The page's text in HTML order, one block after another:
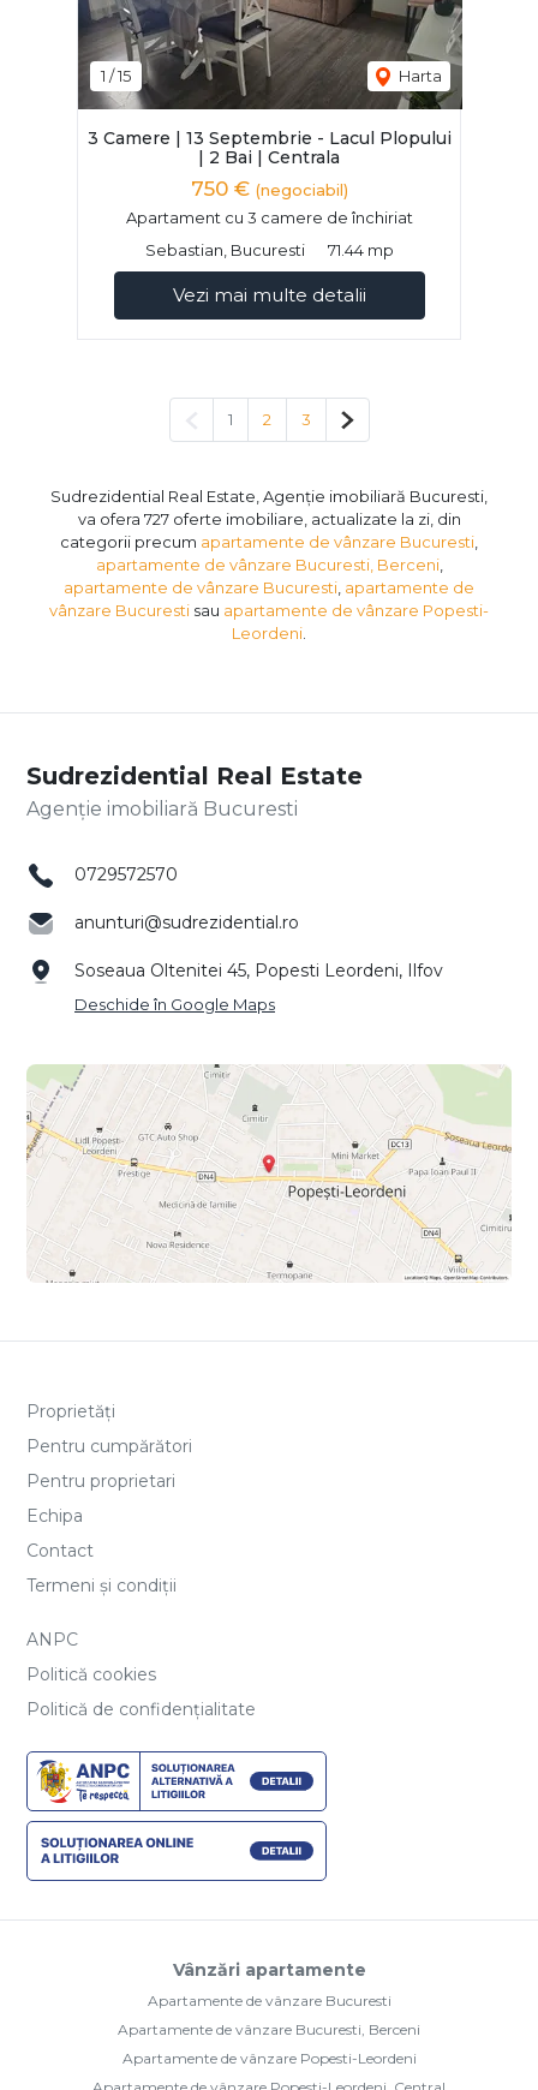
1 /15 Harta
3 Camere | 13 Septembrie - Lacul Plopului
| 2 Bai | Centrala
750 € (negociabil)
Apartament cu 3 camere de închiriat
Sebastian, Bucuresti
71.44 mp
Vezi mai multe detalii
Pagina anterioară
1 2 3 Pagina următoare
Sudrezidential Real Estate, Agenție imobiliară Bucuresti,
va ofera 727 oferte imobiliare, actualizate la zi, din
categorii precum apartamente de vânzare Bucuresti
apartamente de vânzare Bucuresti, Berceni,
apartamente de vânzare Bucuresti apartamente de
vânzare Bucuresti sau apartamente de vânzare Popesti-
Leordeni
Sudrezidential Real Estate
Agenție imobiliară Bucuresti
0729572570
anunturi@sudrezidential.ro
Soseaua Oltenitei 45, Popesti Leordeni, Ilfov
Deschide în Google Maps
Proprietăți
Pentru cumpărători
Pentru proprietari
Echipa
Contact
Termeni și condiții
ANPC
Politică cookies
Politică de confidențialitate
Vânzări apartamente
Apartamente de vânzare Bucuresti
Apartamente de vânzare Bucuresti, Berceni
Apartamente de vânzare Popesti-Leordeni